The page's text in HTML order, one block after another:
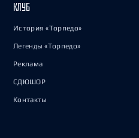
КЛУБ
История «Торпедо»
Легенды «Торпедо»
Реклама
СДЮШОР
Контакты